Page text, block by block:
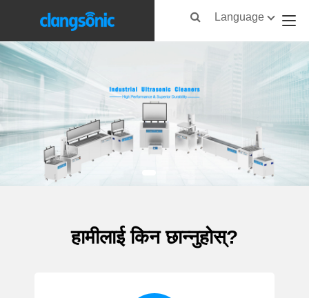
Language
हामीलाई किन छान्नुहोस्?